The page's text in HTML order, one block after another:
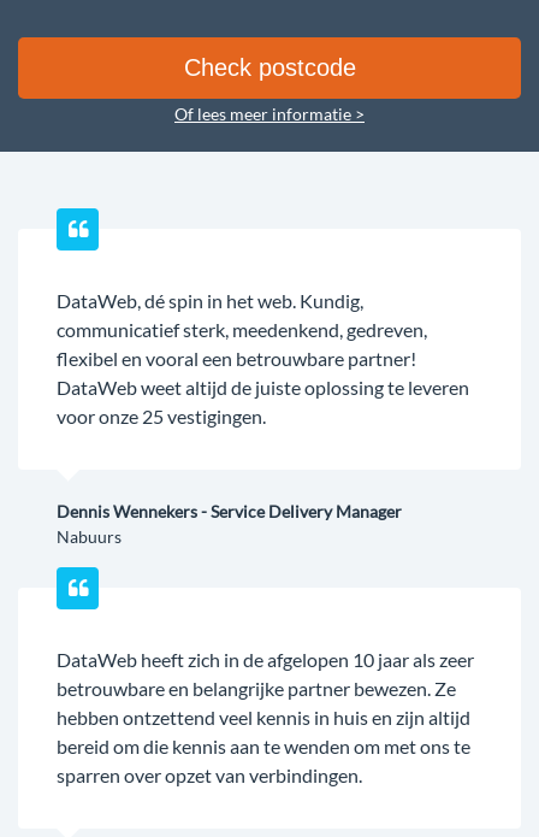
Of lees meer informatie >
DataWeb, dé spin in het web. Kundig,
communicatief sterk, meedenkend, gedreven,
flexibel en vooral een betrouwbare partner!
DataWeb weet altijd de juiste oplossing te leveren
voor onze 25 vestigingen.
Dennis Wennekers - Service Delivery Manager
Nabuurs
DataWeb heeft zich in de afgelopen 10 jaar als zeer
betrouwbare en belangrijke partner bewezen. Ze
hebben ontzettend veel kennis in huis en zijn altijd
bereid om die kennis aan te wenden om met ons te
sparren over opzet van verbindingen.